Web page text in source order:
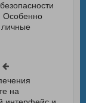
Особенно
личные
на